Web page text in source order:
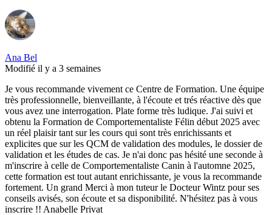
Ana Bel
Modifié il y a 3 semaines
Je vous recommande vivement ce Centre de Formation. Une équipe
très professionnelle, bienveillante, à l'écoute et trés réactive dès que
vous avez une interrogation. Plate forme très ludique. J'ai suivi et
obtenu la Formation de Comportementaliste Félin début 2025 avec
un réel plaisir tant sur les cours qui sont très enrichissants et
explicites que sur les QCM de validation des modules, le dossier de
validation et les études de cas. Je n'ai donc pas hésité une seconde à
m'inscrire à celle de Comportementaliste Canin à l'automne 2025,
cette formation est tout autant enrichissante, je vous la recommande
fortement. Un grand Merci à mon tuteur le Docteur Wintz pour ses
conseils avisés, son écoute et sa disponibilité. N'hésitez pas à vous
inscrire !! Anabelle Privat